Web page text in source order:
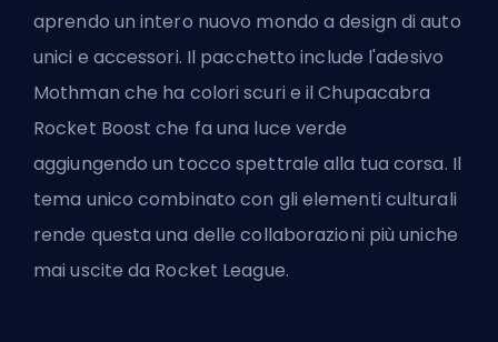
aprendo un intero nuovo mondo a design di auto
unici e accessori. Il pacchetto include l'adesivo
Mothman che ha colori scuri e il Chupacabra
Rocket Boost che fa una luce verde
aggiungendo un tocco spettrale alla tua corsa. Il
tema unico combinato con gli elementi culturali
rende questa una delle collaborazioni più uniche
mai uscite da Rocket League.